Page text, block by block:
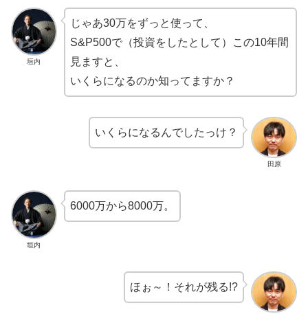
垣内
じゃあ30万をずっと使って、
S&P500で（投資をしたとして）この10年間
見ますと、
いくらになるのか知ってますか？
田原
いくらになるんでしたっけ？
垣内
6000万から8000万。
ほぉ～！それが残る!?